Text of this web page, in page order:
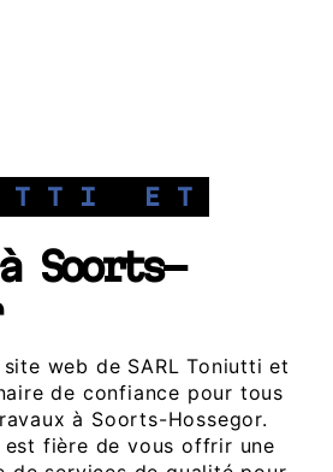
ET
Soorts-
web de SARL Toniutti et
de confiance pour tous
à Soorts-Hossegor.
fière de vous offrir une